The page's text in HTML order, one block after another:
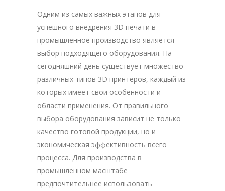
Одним из самых важных этапов для
успешного внедрения 3D печати в
промышленное производство является
выбор подходящего оборудования. На
сегодняшний день существует множество
различных типов 3D принтеров, каждый из
которых имеет свои особенности и
области применения. От правильного
выбора оборудования зависит не только
качество готовой продукции, но и
экономическая эффективность всего
процесса. Для производства в
промышленном масштабе
предпочтительнее использовать